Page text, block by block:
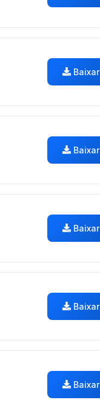
Baixar
Baixar
Baixar
Baixar
Baixar